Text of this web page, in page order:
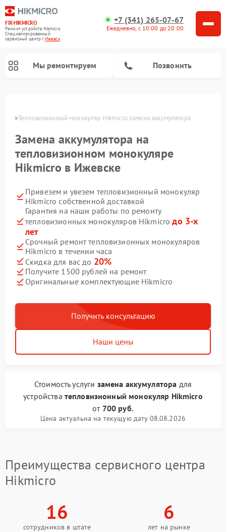
FIX-HIKMICRO
Ремонт устройств Hikmicro
Специализированный
cервисный центр г.Ижевск
+7 (341) 265-07-67
Ежедневно, с 10:00 до 20:00
Мы ремонтируем Позвонить
Тепловизионный монокуляр Hikmicro замена аккумулятора
Замена аккумулятора на
тепловизионном монокуляре
Hikmicro в Ижевске
Привезем и увезем тепловизионный монокуляр
Hikmicro собственной доставкой
Гарантия на наши работы по ремонту
тепловизионных монокуляров Hikmicroдо 3-х
лет
Срочный ремонт тепловизионных монокуляров
Hikmicro в течении часа
Скидка для вас до 20%
Получите 1500 рублей на ремонт
Оригинальные комплектующие Hikmicro
Получить консультацию
Наши цены
Стоимость услуги замена аккумулятора для
устройства тепловизионный монокуляр Hikmicro
от 700 руб.
Цена актуальна на текущую дату 08.08.2026
Преимущества сервисного центра
Hikmicro
16
сотрудников в штате
6
лет на рынке